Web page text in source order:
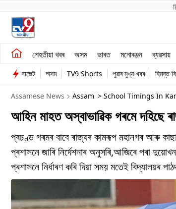
শেহতীয়া খবৰ অসম ভাৰত মনোৰঞ্জন ব্যৱসায়
শেহতীয়া খবৰ
অসম
ভাৰত
ব্যৱসায়
বাজেট অসম TV9 Shorts পুৱাৰ মুখ্য খবৰ হিমন্ত
Assamese News Assam > School Timings In
আহিন মাহত অস্বাভাৱিক গৰমে দহিছে
প্ৰচণ্ড গৰমৰ বাবে ৰাজ্যৰ কামৰূপ মহানগৰ আৰু
প্ৰশাসনে জাৰি নিৰ্দেশনাৰ অনুসৰি,আজিৰে পৰা
প্ৰশাসনে নিৰ্ধাৰণ কৰি দিয়া সময় মতেই বিদ্যালয়ৰ